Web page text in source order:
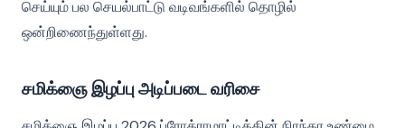
செய்யும் பல செயல்பாட்டு வடிவங்களில் தொழில்
ஒன்றிணைந்துள்ளது.
சமிக்ஞை இழப்பு அடிப்படை வரிசை